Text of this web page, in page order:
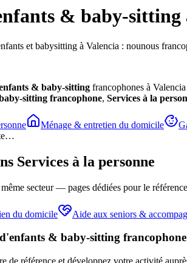
& baby-sitting
et babysitting à Valencia : nounous
& baby-sitting francophones à
sitting francophone, Services à la
Ménage & entretien du domicile
Services à la personne
secteur — pages dédiées pour le
du domicile Aide aux seniors &
& baby-sitting